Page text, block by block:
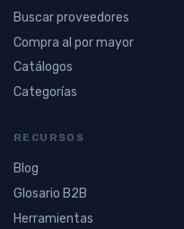
Buscar proveedores
Compra al por mayor
Catálogos
Categorías
RECURSOS
Blog
Glosario B2B
Herramientas